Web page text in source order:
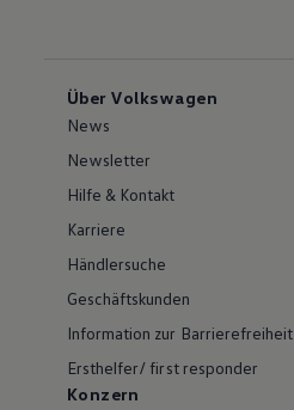
Über Volkswagen
News
Newsletter
Hilfe & Kontakt
Karriere
Händlersuche
Geschäftskunden
Information zur Barrierefreiheit
Ersthelfer/ first responder
Konzern